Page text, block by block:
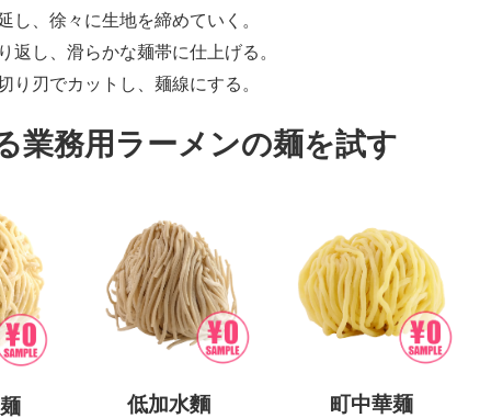
し、徐々に生地を締めていく。
返し、滑らかな麺帯に仕上げる。
り刃でカットし、麺線にする。
業務用ラーメンの麺を試す
低加水麵 町中華麺